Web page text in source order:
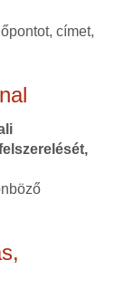
címet,